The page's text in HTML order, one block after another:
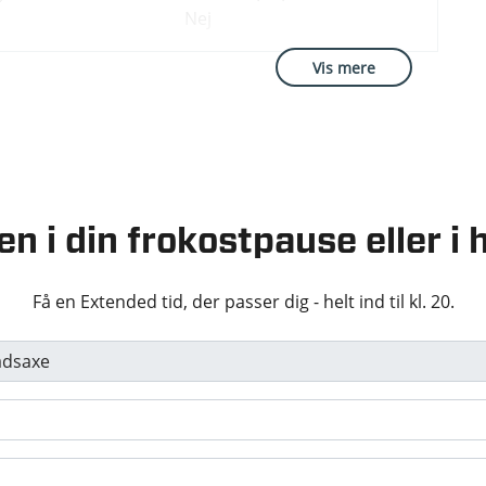
Delkunstlæderindtræk
Højdejusterbart
Skiltegenkendelse
stop-system
Undervognsbehandlet
Karosseri
Antal sæder
Vis mere
i din frokostpause eller i
Få en Extended tid, der passer dig - helt ind til kl. 20.